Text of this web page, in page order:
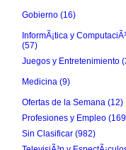
Gobierno (16)
InformÃ¡tica y
(57)
Juegos y Entretenimiento
Medicina (9)
Ofertas de la Semana (12)
Profesiones y Empleo
Sin Clasificar (982)